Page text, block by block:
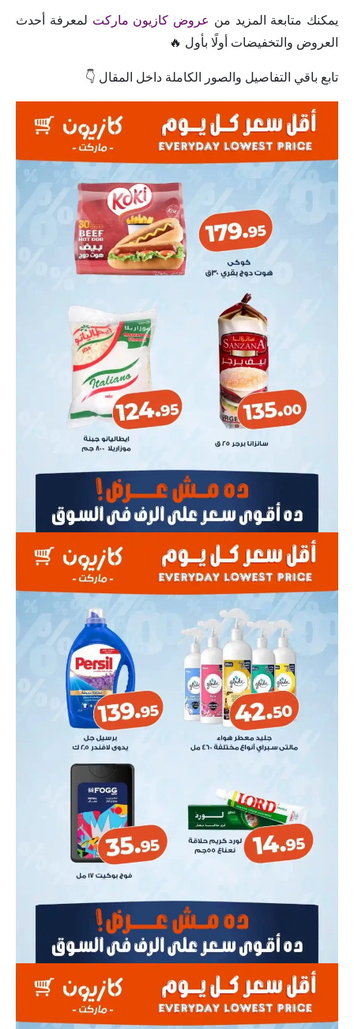
يمكنك متابعة المزيد من عروض كازيون ماركت لمعرفة أحدث
العروض والتخفيضات أولًا بأول 🔥
تابع باقي التفاصيل والصور الكاملة داخل المقال 👇